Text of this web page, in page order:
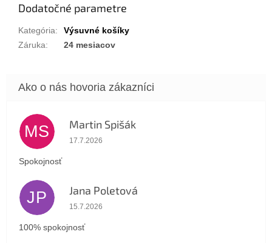
Dodatočné parametre
Kategória:
Výsuvné košíky
Záruka: 24 mesiacov
MS Martin Spišák
Hodnotenie obchodu je 5 z 5 hviezdičiek.
17.7.2026
Spokojnosť
JP Jana Poletová
Hodnotenie obchodu je 5 z 5 hviezdičiek.
15.7.2026
100% spokojnosť